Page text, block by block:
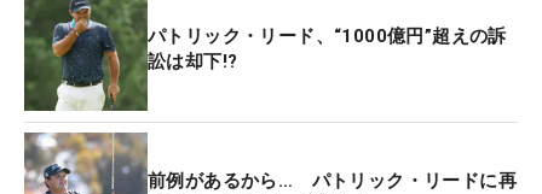
「自分のボールと100％確認できた。100％でなけ
れば、ティに戻って打ち直している」とリードはラ
ウンド後にコメントしている。
実際にコース上にいた競技委員も合流し、双眼鏡を
使ってリードの言う“矢印”を確認し、その結果アン
パトリック・リード、“1000億円”超えの訴
訟は却下!?
前例があるから… パトリック・リードに再